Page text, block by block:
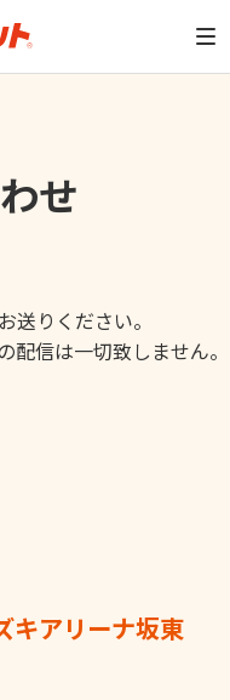
せ
送りください。
信は一切致しません。
キアリーナ坂東